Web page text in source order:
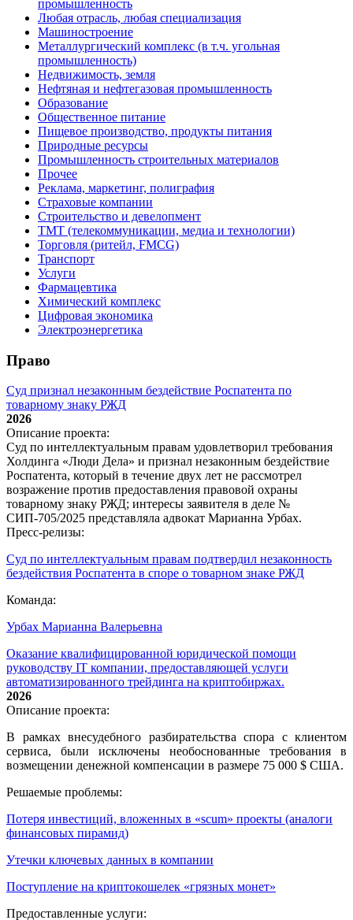
промышленность
Любая отрасль, любая специализация
Машиностроение
Металлургический комплекс (в т.ч. угольная
промышленность)
Недвижимость, земля
Нефтяная и нефтегазовая промышленность
Образование
Общественное питание
Пищевое производство, продукты питания
Природные ресурсы
Промышленность строительных материалов
Прочее
Реклама, маркетинг, полиграфия
Страховые компании
Строительство и девелопмент
ТМТ (телекоммуникации, медиа и технологии)
Торговля (ритейл, FMCG)
Транспорт
Услуги
Фармацевтика
Химический комплекс
Цифровая экономика
Электроэнергетика
Право
Суд признал незаконным бездействие Роспатента по
товарному знаку РЖД
2026
Описание проекта:
Суд по интеллектуальным правам удовлетворил требования
Холдинга «Люди Дела» и признал незаконным бездействие
Роспатента, который в течение двух лет не рассмотрел
возражение против предоставления правовой охраны
товарному знаку РЖД; интересы заявителя в деле №
СИП‑705/2025 представляла адвокат Марианна Урбах.
Пресс-релизы:
Суд по интеллектуальным правам подтвердил незаконность
бездействия Роспатента в споре о товарном знаке РЖД
Команда:
Урбах Марианна Валерьевна
Оказание квалифицированной юридической помощи
руководству IT компании, предоставляющей услуги
автоматизированного трейдинга на криптобиржах.
2026
Описание проекта:
В рамках внесудебного разбирательства спора с клиентом
сервиса, были исключены необоснованные требования в
возмещении денежной компенсации в размере 75 000 $ США.
Решаемые проблемы:
Потеря инвестиций, вложенных в «scum» проекты (аналоги
финансовых пирамид)
Утечки ключевых данных в компании
Поступление на криптокошелек «грязных монет»
Предоставленные услуги: